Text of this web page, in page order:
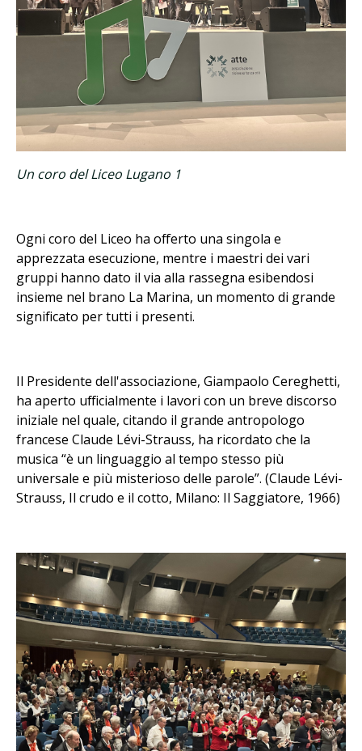
Un coro del Liceo Lugano 1
Ogni coro del Liceo ha offerto una singola e
apprezzata esecuzione, mentre i maestri dei vari
gruppi hanno dato il via alla rassegna esibendosi
insieme nel brano La Marina, un momento di grande
significato per tutti i presenti.
Il Presidente dell'associazione, Giampaolo Cereghetti,
ha aperto ufficialmente i lavori con un breve discorso
iniziale nel quale, citando il grande antropologo
francese Claude Lévi-Strauss, ha ricordato che la
musica “è un linguaggio al tempo stesso più
universale e più misterioso delle parole”. (Claude Lévi-
Strauss, Il crudo e il cotto, Milano: Il Saggiatore, 1966)